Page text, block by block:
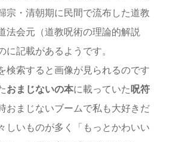
宗・清朝期に民間で流布した道教
法会元（道教呪術の理論的解説
に記載があるようです。
検索すると画像が見られるのです
おまじないの本に載っていた 呪符
おまじないブームで私も大好きだ
しいものが多く「もっとかわいい